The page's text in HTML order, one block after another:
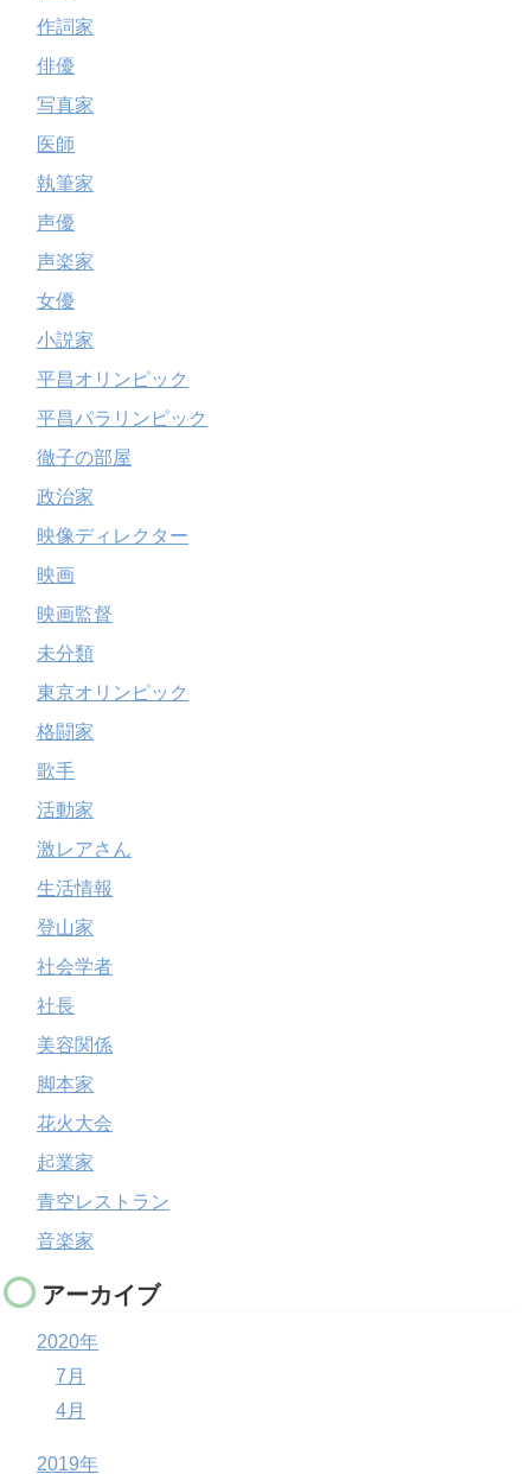
作詞家
俳優
写真家
医師
執筆家
声優
声楽家
女優
小説家
平昌オリンピック
平昌パラリンピック
徹子の部屋
政治家
映像ディレクター
映画
映画監督
未分類
東京オリンピック
格闘家
歌手
活動家
激レアさん
生活情報
登山家
社会学者
社長
美容関係
脚本家
花火大会
起業家
青空レストラン
音楽家
アーカイブ
2020年
7月
4月
2019年